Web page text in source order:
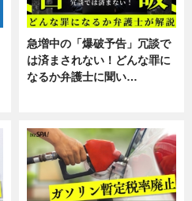
急増中の「爆破予告」冗談で
は済まされない！どんな罪に
なるか弁護士に聞い…